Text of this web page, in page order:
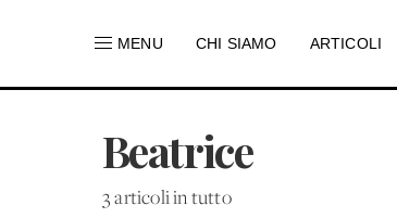
MENU CHI SIAMO ARTICOLI
Beatrice
3 articoli in tutto